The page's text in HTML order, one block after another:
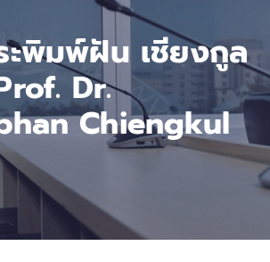
ะพิมพ์ฝัน เชียงกูล
Dr.
Chiengkul